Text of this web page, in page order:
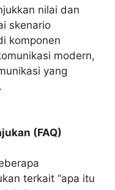
nilai dan
skenario
komponen
modern,
yang
(FAQ)
terkait “apa itu